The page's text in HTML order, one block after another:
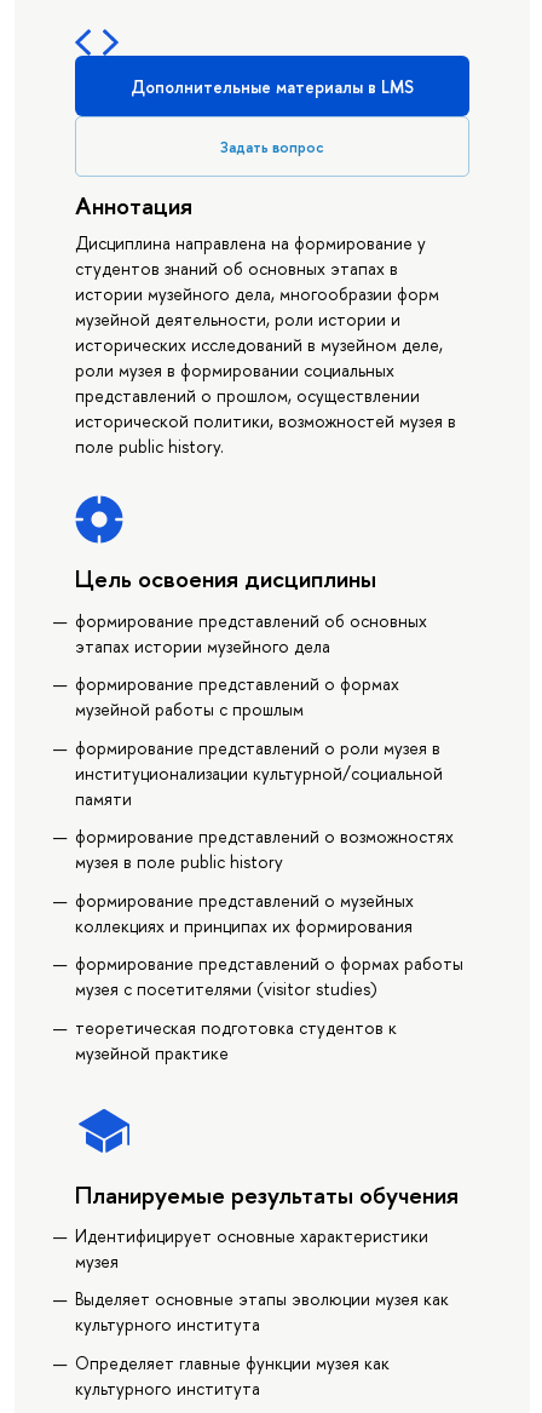
Дополнительные материалы в LMS
Задать вопрос
Аннотация
Дисциплина направлена на формирование у
студентов знаний об основных этапах в
истории музейного дела, многообразии форм
музейной деятельности, роли истории и
исторических исследований в музейном деле,
роли музея в формировании социальных
представлений о прошлом, осуществлении
исторической политики, возможностей музея в
поле public history.
Цель освоения дисциплины
формирование представлений об основных
этапах истории музейного дела
формирование представлений о формах
музейной работы с прошлым
формирование представлений о роли музея в
институционализации культурной/социальной
памяти
формирование представлений о возможностях
музея в поле public history
формирование представлений о музейных
коллекциях и принципах их формирования
формирование представлений о формах работы
музея с посетителями (visitor studies)
теоретическая подготовка студентов к
музейной практике
Планируемые результаты обучения
Идентифицирует основные характеристики
музея
Выделяет основные этапы эволюции музея как
культурного института
Определяет главные функции музея как
культурного института